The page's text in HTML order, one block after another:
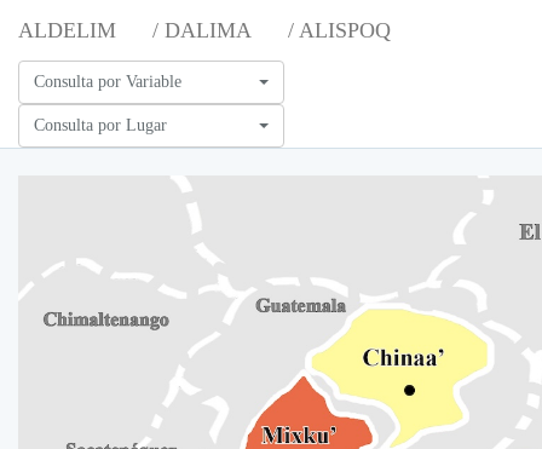
ALDELIM / DALIMA / ALISPOQ
Consulta por Variable
Consulta por Lugar